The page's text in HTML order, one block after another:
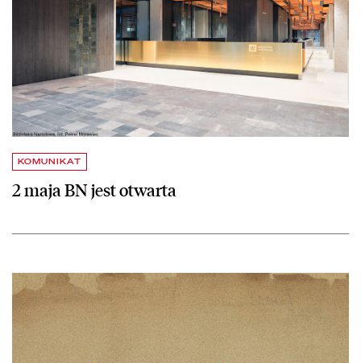
KOMUNIKAT
2 maja BN jest otwarta
czytaj więcej o Funkcjonowanie czytelń Biblioteki Narodowej 6 i 7